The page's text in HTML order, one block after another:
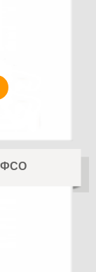
ФСО